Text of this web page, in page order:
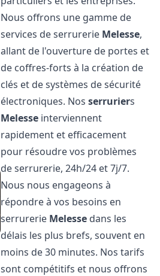
Nous offrons une gamme de
services de serrurerie Melesse,
allant de l'ouverture de portes et
de coffres-forts à la création de
clés et de systèmes de sécurité
électroniques. Nosserruriers
Melesse interviennent
rapidement et efficacement
pour résoudre vos problèmes
de serrurerie, 24h/24 et 7j/7.
Nous nous engageons à
répondre à vos besoins en
serrurerie Melesse dans les
délais les plus brefs, souvent en
moins de 30 minutes. Nos tarifs
sont compétitifs et nous offrons